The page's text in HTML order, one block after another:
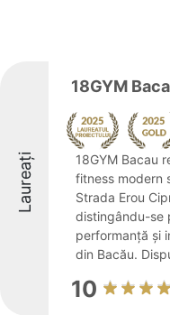
Laureați
18GYM
18GYM Bacau
fitness modern
Strada Erou
distingându-se
performanță și
din Bacău.
10